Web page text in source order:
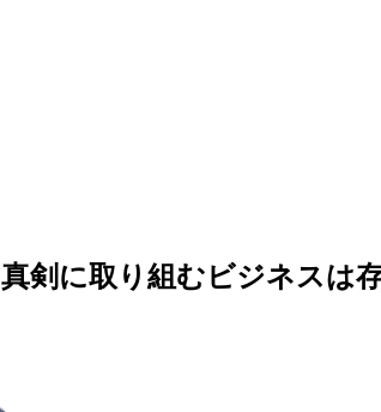
剣に取り組むビジネスは